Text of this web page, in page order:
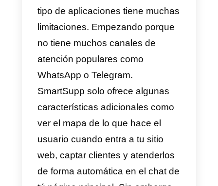
canales de atención como
WhatsApp,Telegram,Facebook
monitorear las conversaciones
todos los agentes disponibles en
tu cuenta de Callbell.
Por su parte,SmartSupp es un
live chatel cual permite atender
a los clientes en tiempo real